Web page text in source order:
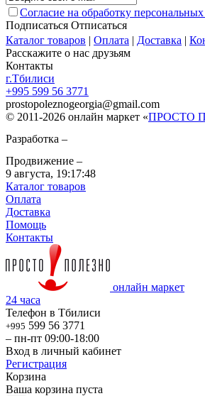
Согласие на обработку
Подписаться Отписаться
Каталог товаров | Оплата | Доставка |
Расскажите о нас друзьям
Контакты
г.Тбилиси
+995 599 56 3771
prostopoleznogeorgia@gmail.com
© 2011-2026 онлайн маркет «ПРОСТО
Разработка –
Продвижение –
9 августа, 19:17:48
Каталог товаров
Оплата
Доставка
Помощь
Контакты
онлайн маркет
24 часа
Телефон в Тбилиси
+995 599 56 3771
– пн-пт 09:00-18:00
Вход в личный кабинет
Регистрация
Корзина
Ваша корзина пуста